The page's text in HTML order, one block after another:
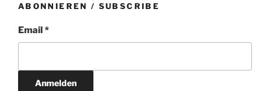
ABONNIEREN / SUBSCRIBE
Email *